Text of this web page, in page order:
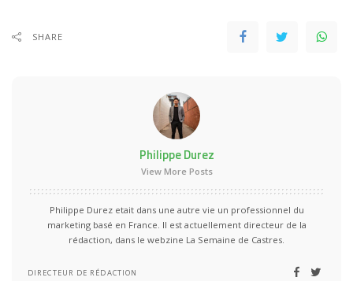
SHARE
Philippe Durez
View More Posts
Philippe Durez etait dans une autre vie un professionnel du
marketing basé en France. Il est actuellement directeur de la
rédaction, dans le webzine La Semaine de Castres.
DIRECTEUR DE RÉDACTION